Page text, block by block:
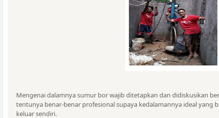
Mengenai dalamnya sumur bor wajib ditetapkan dan didiskusikan
tentunya benar-benar profesional supaya kedalamannya ideal yang
keluar sendiri.